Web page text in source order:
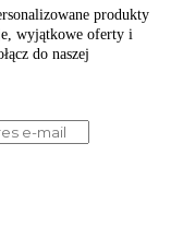
produkty
wyjątkowe oferty i
do naszej